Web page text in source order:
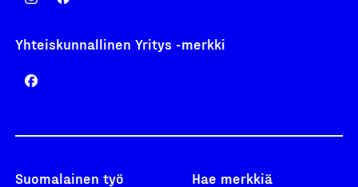
Yhteiskunnallinen Yritys -merkki
Suomalainen työ Hae merkkiä